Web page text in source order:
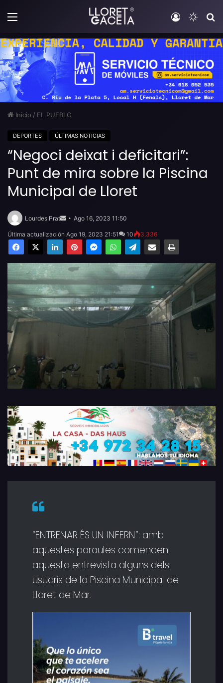
Menú Iniciar
Inicio / EL PUEBLO
DEPORTES ÚLTIMAS NOTICIAS
“Negoci deixat i deficitari”:
Punt de mira sobre la Piscina
Municipal de Lloret
Lourdes Prat
email
Ago 16, 2023 11:50
Última actualización Ago 19, 2023 21:51 10 3.336
Facebook
X LinkedInPinterestMessengerWhatsAppTelegramCompartir por email Imprimir
“ENTRENAR ÉS UN INFERN”: amb
aquestes paraules comencen
aquesta entrevista alguns dels
usuaris de la Piscina Municipal de
Lloret de Mar.